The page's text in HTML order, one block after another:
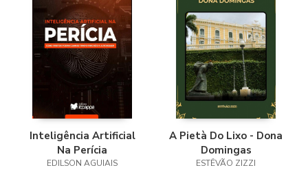
Inteligência Artificial
Na Perícia
EDILSON AGUIAIS
A Pietà Do Lixo - Dona
Domingas
ESTÊVÃO ZIZZI